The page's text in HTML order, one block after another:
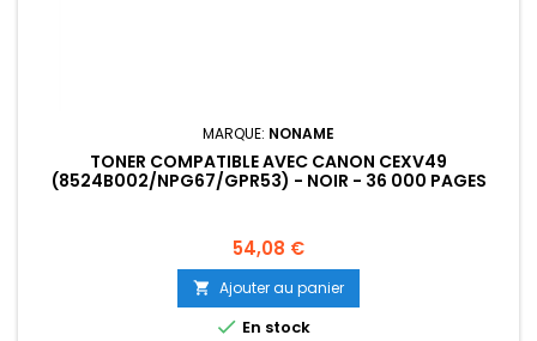
MARQUE: NONAME
TONER COMPATIBLE AVEC CANON CEXV49
(8524B002/NPG67/GPR53) - NOIR - 36 000 PAGES
Prix
54,08 €
 Ajouter au panier
 En stock